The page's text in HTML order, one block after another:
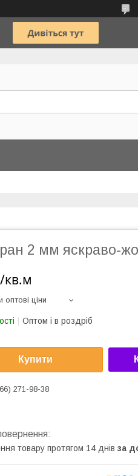
2 мм яскраво-
кв.м
оптові ціни
Оптом і в роздріб
Купити
271-98-38
товару протягом 14 днів за